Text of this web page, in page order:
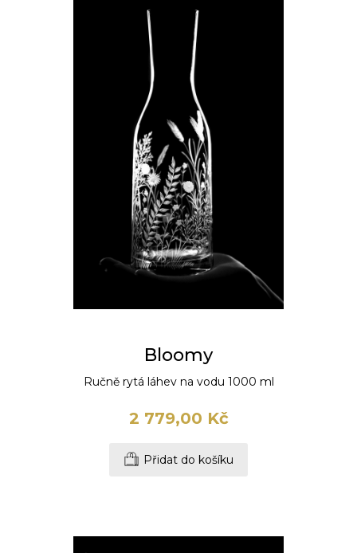
Bloomy
Ručně rytá láhev na vodu 1000 ml
2 779,00 Kč
Přidat do košíku